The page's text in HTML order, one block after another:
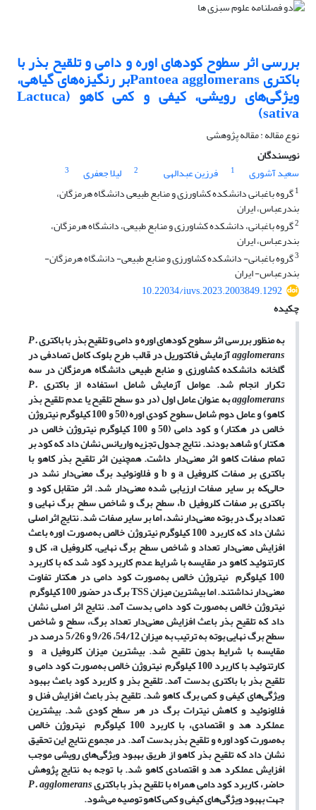
بررسی اثر سطوح کودهای اوره و دامی و تلقیح بذر با
باکتری Pantoea agglomeransبر رنگیزه‌های گیاهی،
ویژگی‌های رویشی، کیفی و کمی کاهو (Lactuca
sativa)
نوع مقاله : مقاله پژوهشی
نویسندگان
سعید آشوری
1 فرزین عبدالهی 2 لیلا جعفری
3
1گروه باغبانی دانشکده کشاورزی و منابع طبیعی دانشگاه هرمزگان،
بندرعباس، ایران
2گروه باغبانی، دانشکده کشاورزی و منابع طبیعی، دانشگاه هرمزگان،
بندرعباس، ایران
3گروه باغبانی- دانشکده کشاورزی و منابع طبیعی- دانشگاه هرمزگان-
بندرعباس- ایران
10.22034/iuvs.2023.2003849.1292
چکیده
به منظور بررسی اثر سطوح کودهای اوره و دامی و تلقیح بذر با باکتریP.
agglomeransآزمایش فاکتوریل در قالب طرح بلوک کامل تصادفی در
گلخانه دانشکده کشاورزی و منابع طبیعی دانشگاه هرمزگان در سه
تکرار انجام شد. عوامل آزمایش شامل استفاده از باکتری P.
agglomeransبه عنوان عامل اول (در دو سطح تلقیح یا عدم تلقیح بذر
کاهو) و عامل دوم شامل سطوح کودی اوره (50 و 100 کیلوگرم نیتروژن
خالص در هکتار) و کود دامی (50 و 100 کیلوگرم نیتروژن خالص در
هکتار) و شاهد بودند. نتایج جدول تجزیه واریانس نشان داد که کود بر
تمام صفات کاهو اثر معنی‌دار داشت. همچنین اثر تلقیح بذر کاهو با
باکتری بر صفات کلروفیلaوbو فلاونوئید برگ معنی‌دار نشد در
حالی‌که بر سایر صفات ارزیابی شده معنی‌دار شد. اثر متقابل کود و
باکتری بر صفات کلروفیلb، سطح برگ و شاخص سطح برگ نهایی و
تعداد برگ در بوته معنی‌دار نشد، اما بر سایر صفات شد. نتایج اثر اصلی
نشان داد که کاربرد 100 کیلوگرم نیتروژن خالص به‌صورت اوره باعث
افزایش معنی‌دار تعداد و شاخص سطح برگ نهایی، کلروفیلa، کل و
کارتنوئید کاهو در مقایسه با شرایط عدم کاربرد کود شد که با کاربرد
100 کیلوگرم نیتروژن خالص به‌صورت کود دامی در هکتار تفاوت
معنی‌دار نداشتند. اما بیشترین میزانTSS برگ در حضور 100 کیلوگرم
نیتروژن خالص به‌صورت کود دامی بدست آمد. نتایج اثر اصلی نشان
داد که تلقیح بذر باعث افزایش معنی‌دار تعداد برگ، سطح و شاخص
سطح برگ نهایی بوته به ترتیب به میزان 54/12، 9/26 و 5/26 درصد در
مقایسه با شرایط بدون تلقیح شد. بیشترین میزان کلروفیلa و
کارتنوئید با کاربرد 100 کیلوگرم نیتروژن خالص به‌صورت کود دامی و
تلقیح بذر با باکتری بدست آمد. تلقیح بذر و کاربرد کود باعث بهبود
ویژگی‌های کیفی و کمی برگ کاهو شد. تلقیح بذر باعث افزایش فنل و
فلاونوئید و کاهش نیترات برگ در هر سطح کودی شد. بیشترین
عملکرد هد و اقتصادی، با کاربرد 100 کیلوگرم نیتروژن خالص
به‌صورت کود اوره و تلقیح بذر بدست آمد. در مجموع نتایج این تحقیق
نشان داد که تلقیح بذر کاهو از طریق بهبود ویژگی‌های رویشی موجب
افزایش عملکرد هد و اقتصادی کاهو شد. با توجه به نتایج پژوهش
حاضر، کاربرد کود دامی همراه با تلقیح بذر با باکتریP. agglomerans
جهت بهبود ویژگی‌های کیفی و کمی کاهو توصیه می‌شود.